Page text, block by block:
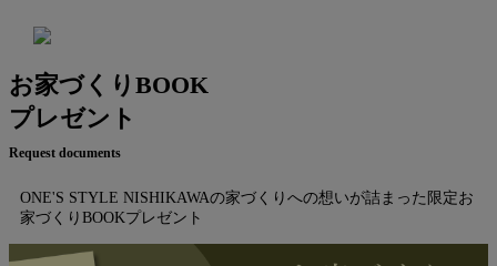
お家づくりBOOK
プレゼント
Request documents
ONE'S STYLE NISHIKAWAの家づくりへの想いが詰まった限定お
家づくりBOOKプレゼント